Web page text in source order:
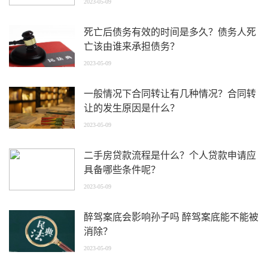
死亡后债务有效的时间是多久？债务人死
亡该由谁来承担债务？
2023-05-09
一般情况下合同转让有几种情况？合同转
让的发生原因是什么？
2023-05-09
二手房贷款流程是什么？个人贷款申请应
具备哪些条件呢？
2023-05-09
醉驾案底会影响孙子吗 醉驾案底能不能被
消除？
2023-05-09